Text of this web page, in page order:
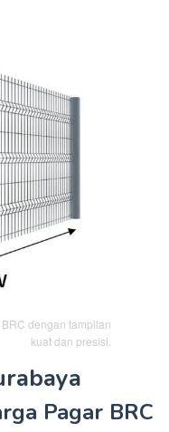
dengan tampilan
kuat dan presisi.
Pagar BRC